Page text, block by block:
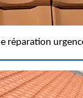
réparation